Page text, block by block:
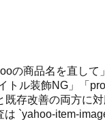
の商品名を直して
ル装飾NG」「
存改善の両方に
`yahoo-item-